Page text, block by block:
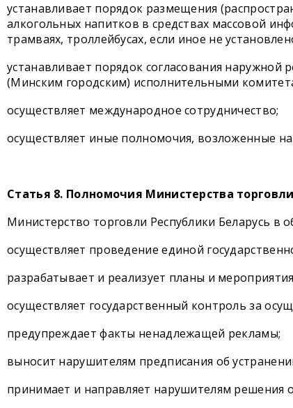
устанавливает порядок размещения
алкогольных напитков в средствах массовой
трамваях, троллейбусах, если иное не
устанавливает порядок согласования
(Минским городским) исполнительными
осуществляет международное сотрудничество;
осуществляет иные полномочия, возложенные
Статья 8. Полномочия Министерства
Министерство торговли Республики Беларусь в
осуществляет проведение единой
разрабатывает и реализует планы и
осуществляет государственный контроль за
предупреждает факты ненадлежащей рекламы;
выносит нарушителям предписания об
принимает и направляет нарушителям